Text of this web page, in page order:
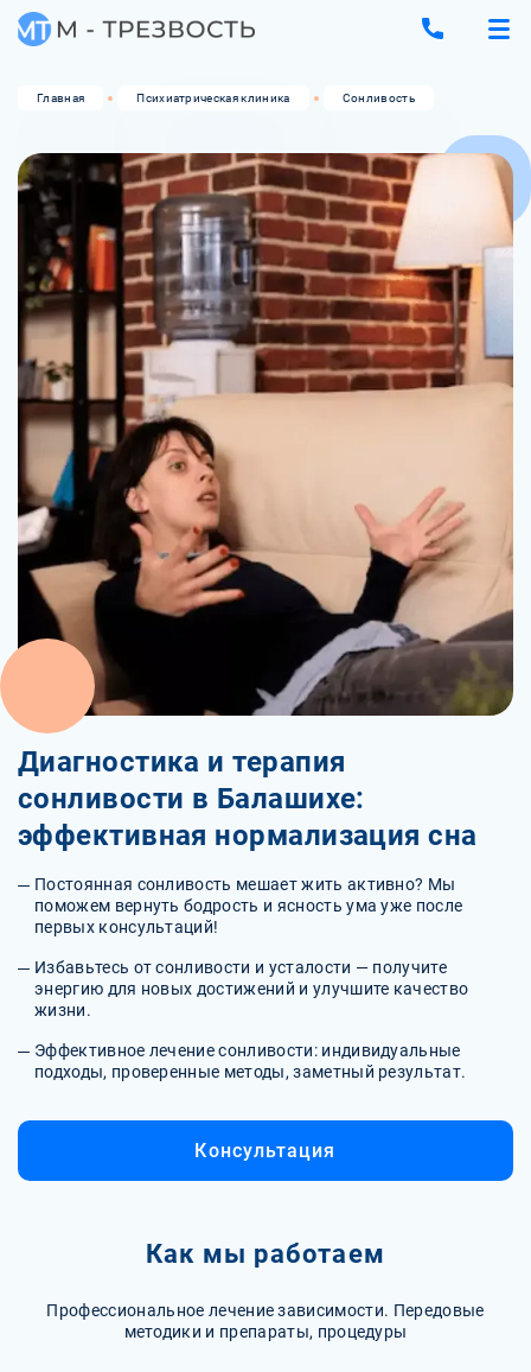
Главная Психиатрическая клиника Сонливость
Диагностика и терапия
сонливости в Балашихе:
эффективная нормализация сна
Постоянная сонливость мешает жить активно? Мы
поможем вернуть бодрость и ясность ума уже после
первых консультаций!
Избавьтесь от сонливости и усталости — получите
энергию для новых достижений и улучшите качество
жизни.
Эффективное лечение сонливости: индивидуальные
подходы, проверенные методы, заметный результат.
Консультация
Как мы работаем
Профессиональное лечение зависимости. Передовые
методики и препараты, процедуры